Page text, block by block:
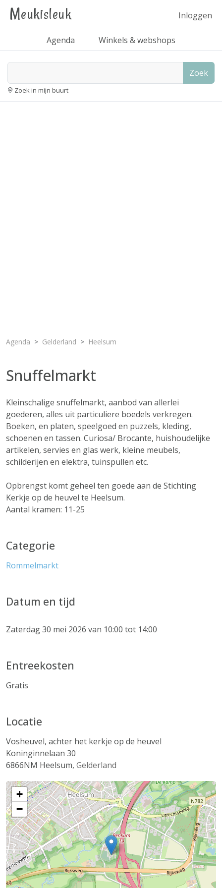
Meukisleuk Inloggen
Agenda Winkels & webshops
Zoek
Zoek in mijn buurt
Agenda Gelderland Heelsum
Snuffelmarkt
Kleinschalige snuffelmarkt, aanbod van allerlei
goederen, alles uit particuliere boedels verkregen.
Boeken, en platen, speelgoed en puzzels, kleding,
schoenen en tassen. Curiosa/ Brocante, huishoudelijke
artikelen, servies en glas werk, kleine meubels,
schilderijen en elektra, tuinspullen etc.
Opbrengst komt geheel ten goede aan de Stichting
Kerkje op de heuvel te Heelsum.
Aantal kramen: 11-25
Categorie
Rommelmarkt
Datum en tijd
Zaterdag 30 mei 2026 van 10:00 tot 14:00
Entreekosten
Gratis
Locatie
Vosheuvel, achter het kerkje op de heuvel
Koninginnelaan 30
6866NM Heelsum, Gelderland
+
−